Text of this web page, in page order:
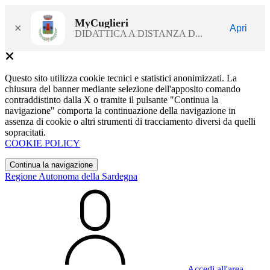
× MyCuglieri
DIDATTICA A DISTANZA D...
Apri
Questo sito utilizza cookie tecnici e statistici anonimizzati. La
chiusura del banner mediante selezione dell'apposito comando
contraddistinto dalla X o tramite il pulsante "Continua la
navigazione" comporta la continuazione della navigazione in
assenza di cookie o altri strumenti di tracciamento diversi da quelli
sopracitati.
COOKIE POLICY
Continua la navigazione
Regione Autonoma della Sardegna